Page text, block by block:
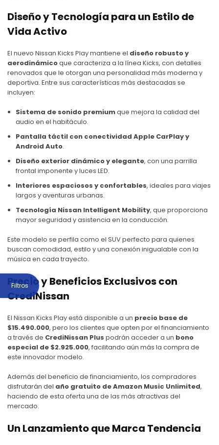
Diseño y Tecnología para un Estilo de
Vida Activo
El nuevo Nissan Kicks Playmantiene el diseño robusto y
aerodinámicoque caracteriza a la línea Kicks, con detalles
renovados que le otorgan una personalidad más moderna y
deportiva. Entre sus características más destacadas se
incluyen:
Sistema de sonido premiumque mejora la calidad del
audio en el habitáculo.
Pantalla táctil con conectividad Apple CarPlay y
Android Auto.
Diseño exterior dinámico y elegante, con una parrilla
frontal imponente y luces LED.
Interiores espaciosos y confortables, ideales para viajes
largos y aventuras urbanas.
Tecnología Nissan Intelligent Mobility, que proporciona
mayor seguridad y asistencia en la conducción.
Este modelo se perfila como el SUV perfecto para quienes
buscan comodidad, estilo y una conexión inigualable con la
música en cada trayecto.
Precio y Beneficios Exclusivos con
CrediNissan
El Nissan Kicks Playestá disponible a un precio base de
$15.490.000, pero los clientes que opten por el financiamiento
a través de CrediNissan Plus podrán acceder a un bono
especial de $2.925.000, facilitando aún más la compra de
este innovador modelo.
Además del beneficio de financiamiento, los compradores
disfrutarán del año gratuito de Amazon Music Unlimited,
haciendo de esta oferta una de las más atractivas del
mercado.
Un Lanzamiento que Marca Tendencia
Filtros